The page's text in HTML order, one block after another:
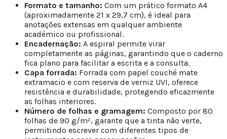
Formato e tamanho: Com um prático formato A4
(aproximadamente 21 x 29,7 cm), é ideal para
anotações extensas em qualquer ambiente
académico ou profissional.
Encadernação: A espiral permite virar
completamente as páginas, garantindo que o caderno
fica plano para facilitar a escrita e a consulta.
Capa forrada: Forrada com papel couché mate
extramacio e com reserva de verniz UVI, oferece
resistência e durabilidade, protegendo eficazmente
as folhas interiores.
Número de folhas e gramagem: Composto por 80
folhas de 90 g/m², garante que a tinta não verte,
permitindo escrever com diferentes tipos de